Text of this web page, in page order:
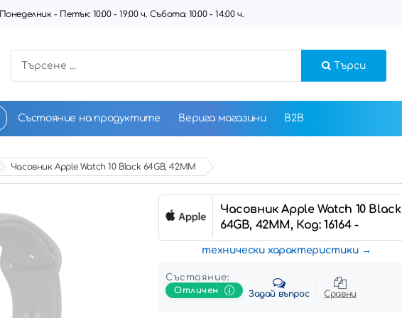
Понеделник - Петък: 10:00 - 19:00 ч. Събота: 10:00 - 14:00 ч.
Търси
Състояние на продуктите Верига магазини B2B
Часовник Apple Watch 10 Black 64GB, 42MM
Часовник Apple Watch 10 Black
64GB, 42MM, Код: 16164 -
технически характеристики
Състояние:
Отличен
Задай въпрос Сравни